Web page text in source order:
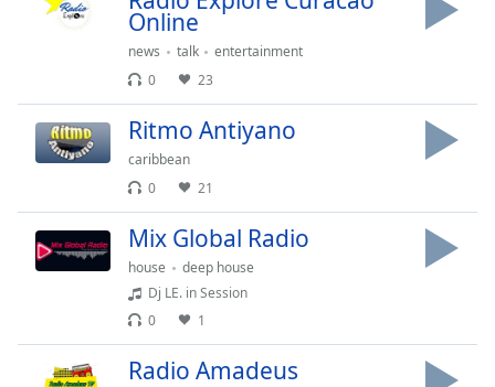
dialog
window.
cancel
close
Color
Opacity
Online
news talk
entertainment
0
23
Ritmo Antiyano
caribbean
0
21
Mix Global Radio
house
deep house
Dj LE. in Session
0
1
Radio Amadeus